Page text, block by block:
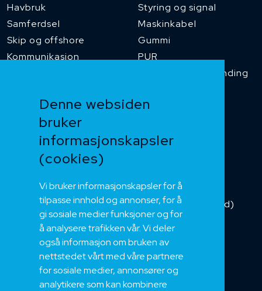
Denne websiden
bruker
informasjonskapsler
(cookies)
Vi bruker informasjonskapsler for å
tilpasse innhold og annonser, for å
gi sosiale medier funksjoner og for
å analysere trafikken vår. Vi deler
også informasjon om bruken av
nettstedet vårt med våre partnere
for sosiale medier, annonsører og
analytikere som kan kombinere
Havbruk
Samferdsel
Skip og offshore
Kommunikasjon
Styring og signal
Maskinkabel
Gummi
PUR
Temperaturbestanding
Heis og kran
Kategorikabel
Installasjonskabel
Kombikabel (Hybrid)
DNV sertifisert
Tilbehør
Om oss